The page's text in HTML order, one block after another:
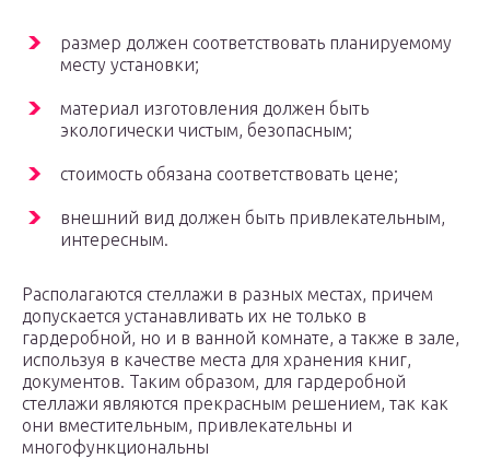
размер должен соответствовать планируемому
месту установки;
материал изготовления должен быть
экологически чистым, безопасным;
стоимость обязана соответствовать цене;
внешний вид должен быть привлекательным,
интересным.
Располагаются стеллажи в разных местах, причем
допускается устанавливать их не только в
гардеробной, но и в ванной комнате, а также в зале,
используя в качестве места для хранения книг,
документов. Таким образом, для гардеробной
стеллажи являются прекрасным решением, так как
они вместительным, привлекательны и
многофункциональны